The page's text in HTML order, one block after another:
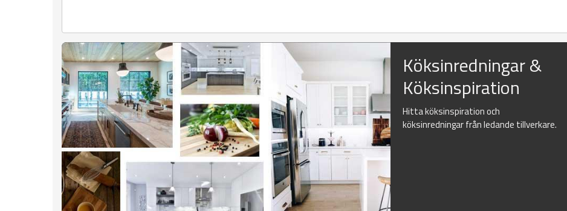
Köksinredningar &
Köksinspiration
Hitta köksinspiration och
köksinredningar från ledande tillverkare.